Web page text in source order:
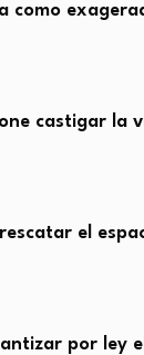
como
castigar la
el
por ley